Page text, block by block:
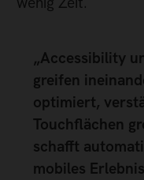
„Accessibility
greifen
optimiert,
Touchflächen
schafft
mobiles